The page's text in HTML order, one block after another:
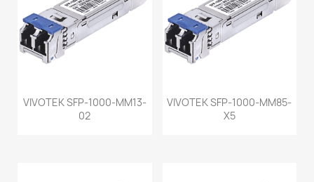
VIVOTEK SFP-1000-MM13-
02
VIVOTEK SFP-1000-MM85-
X5